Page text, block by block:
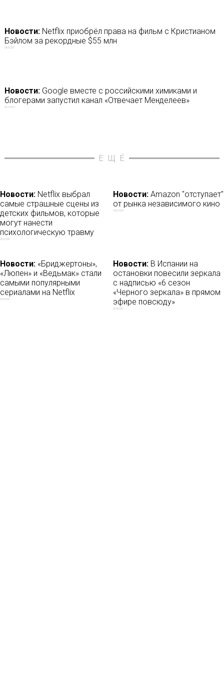
Новости:Netflix приобрёл права на фильм с Кристианом
Бэйлом за рекордные $55 млн
08/03/2021
Новости:Google вместе с российскими химиками и
блогерами запустил канал «Отвечает Менделеев»
26/11/2019
ЕЩЁ
Новости: Netflix выбрал
самые страшные сцены из
детских фильмов, которые
могут нанести
психологическую травму
23/01/2021
Новости: Amazon "отступает"
от рынка независимого кино
24/01/2018
Новости: «Бриджертоны»,
«Люпен» и «Ведьмак» стали
самыми популярными
сериалами на Netflix
28/09/2021
Новости: В Испании на
остановки повесили зеркала
с надписью «6 сезон
«Черного зеркала» в прямом
эфире повсюду»
03/06/2020